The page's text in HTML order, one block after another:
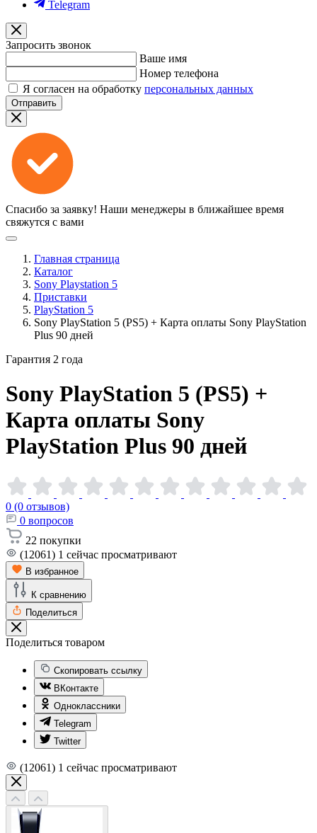
Telegram
Запросить звонок
Ваше имя
Номер телефона
Я согласен на обработку персональных данных
Отправить
Спасибо за заявку! Наши менеджеры в ближайшее время
свяжутся с вами
Главная страница
Каталог
Sony Playstation 5
Приставки
PlayStation 5
Sony PlayStation 5 (PS5) + Карта оплаты Sony PlayStation
Plus 90 дней
Гарантия 2 года
Sony PlayStation 5 (PS5) +
Карта оплаты Sony
PlayStation Plus 90 дней
0 (0 отзывов)
0 вопросов
22 покупки
(12061) 1 сейчас просматривают
В избранное
К сравнению
Поделиться
Поделиться товаром
Скопировать ссылку
ВКонтакте
Одноклассники
Telegram
Twitter
(12061) 1 сейчас просматривают